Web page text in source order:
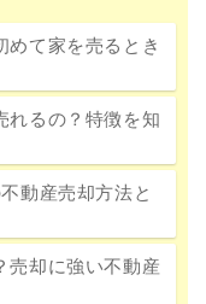
めて家を売るとき
れるの？特徴を知
動産売却方法と
売却に強い不動産